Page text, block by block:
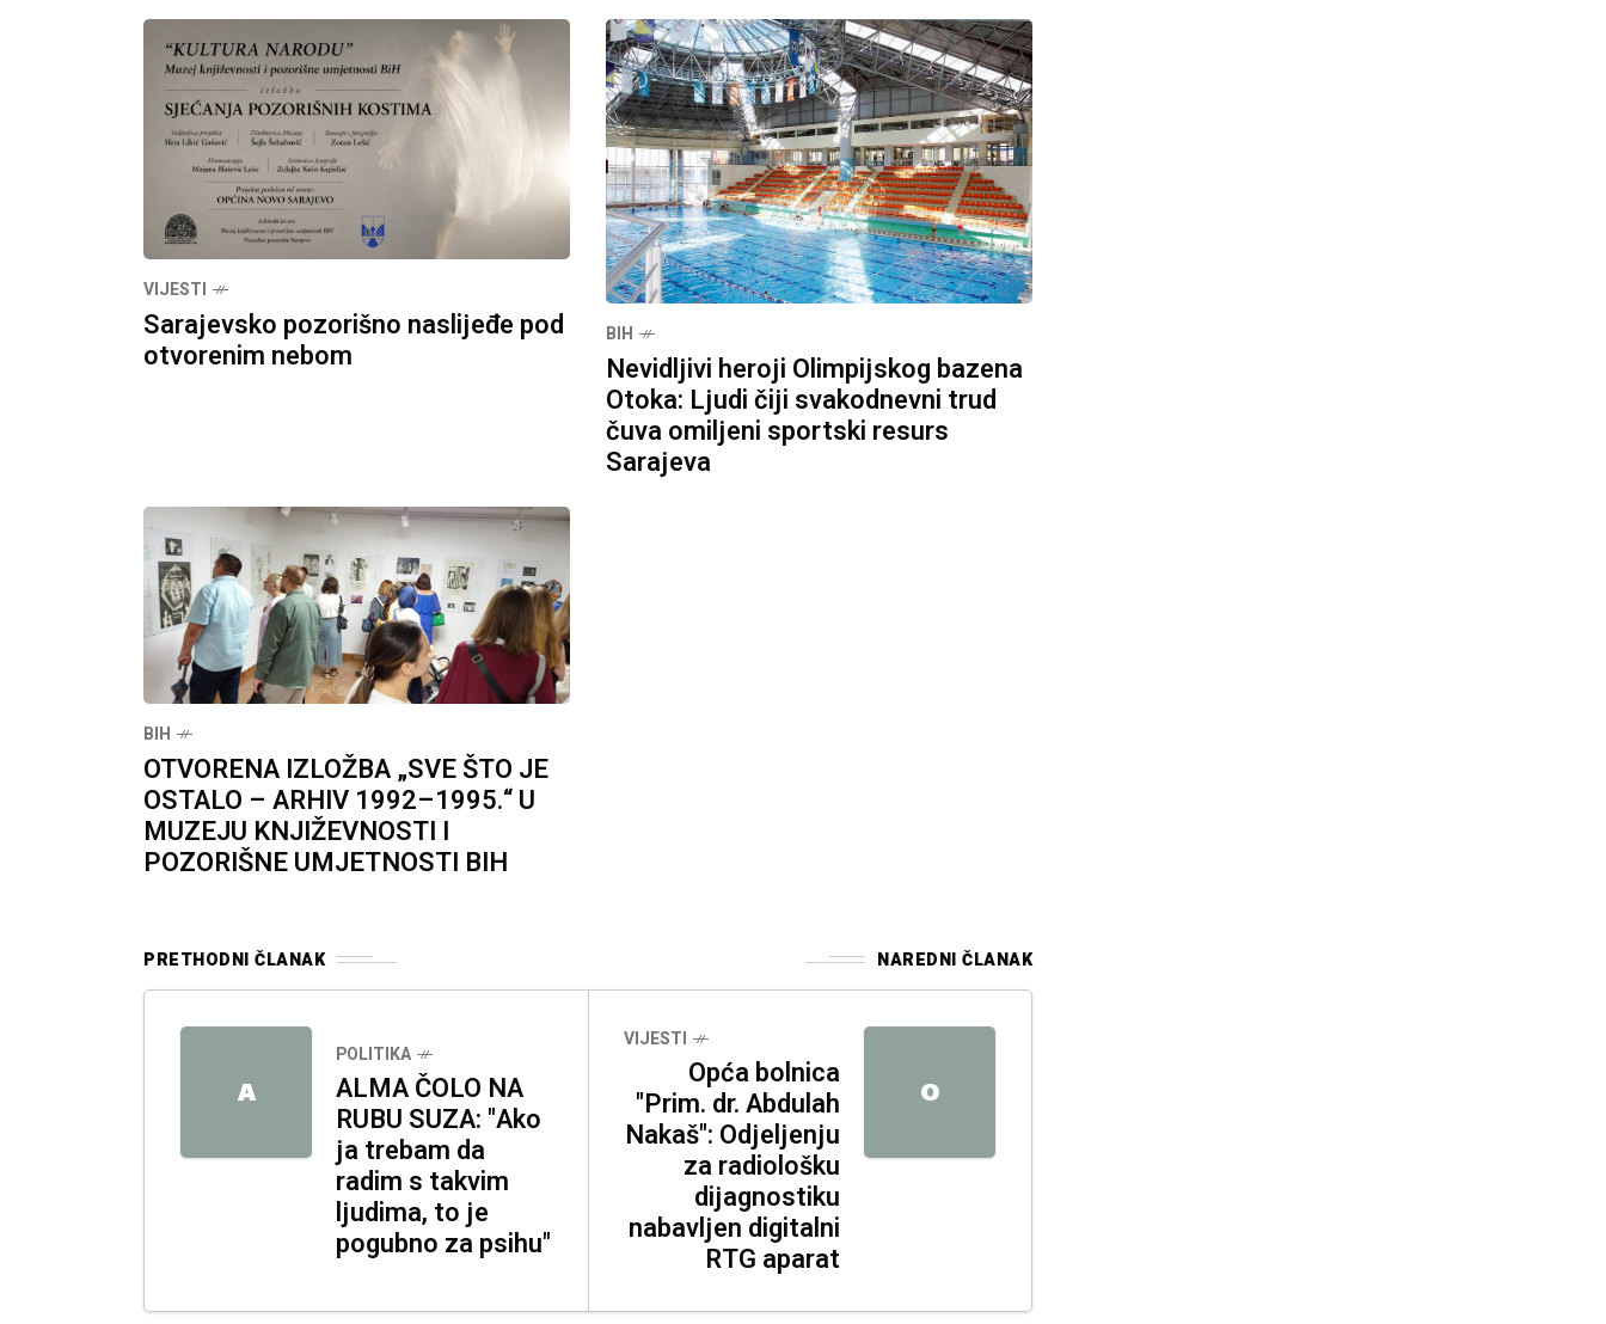
VIJESTI
Sarajevsko pozorišno naslijeđe pod
otvorenim nebom
BIH
Nevidljivi heroji Olimpijskog bazena
Otoka: Ljudi čiji svakodnevni trud
čuva omiljeni sportski resurs
Sarajeva
BIH
OTVORENA IZLOŽBA „SVE ŠTO JE
OSTALO – ARHIV 1992–1995.“ U
MUZEJU KNJIŽEVNOSTI I
POZORIŠNE UMJETNOSTI BIH
PRETHODNI ČLANAK NAREDNI ČLANAK
A
POLITIKA
ALMA ČOLO NA
RUBU SUZA: "Ako
ja trebam da
radim s takvim
ljudima, to je
pogubno za psihu"
O
VIJESTI
Opća bolnica
"Prim. dr. Abdulah
Nakaš": Odjeljenju
za radiološku
dijagnostiku
nabavljen digitalni
RTG aparat